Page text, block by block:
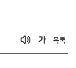
목록